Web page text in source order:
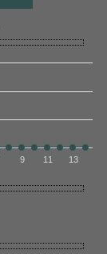
9 11 13